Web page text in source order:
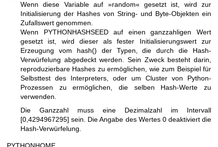
Wenn diese Variable auf »random« gesetzt ist, wird zur
Initialisierung der Hashes von String- und Byte-Objekten ein
Zufallswert genommen.
Wenn PYTHONHASHSEED auf einen ganzzahligen Wert
gesetzt ist, wird dieser als fester Initialisierungswert zur
Erzeugung vom hash() der Typen, die durch die Hash-
Verwürfelung abgedeckt werden. Sein Zweck besteht darin,
reproduzierbare Hashes zu ermöglichen, wie zum Beispiel für
Selbsttest des Interpreters, oder um Cluster von Python-
Prozessen zu ermöglichen, die selben Hash-Werte zu
verwenden.
Die Ganzzahl muss eine Dezimalzahl im Intervall
[0,4294967295] sein. Die Angabe des Wertes 0 deaktiviert die
Hash-Verwürfelung.